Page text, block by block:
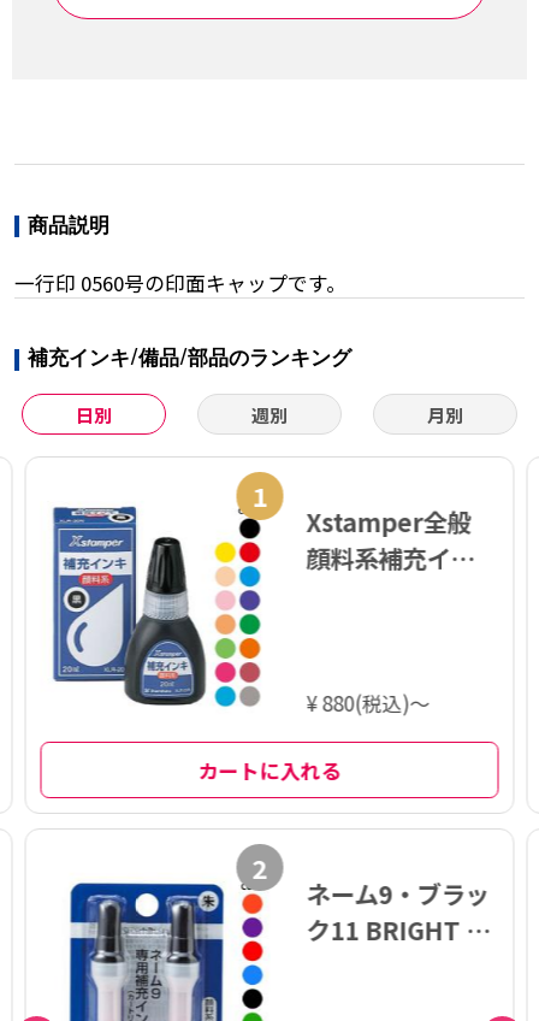
商品説明
一行印 0560号の印面キャップです。
補充インキ/備品/部品のランキング
日別 週別 月別
1
Xstamper全般
顔料系補充イン
¥ 880(税込)～
カートに入れる
2
ネーム9・ブラッ
ク11 BRIGHT 専